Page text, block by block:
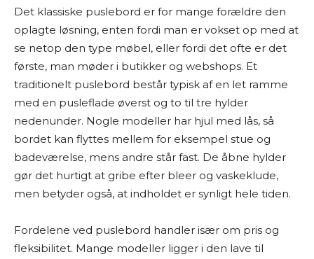
Det klassiske puslebord er for mange forældre den
oplagte løsning, enten fordi man er vokset op med at
se netop den type møbel, eller fordi det ofte er det
første, man møder i butikker og webshops. Et
traditionelt puslebord består typisk af en let ramme
med en pusleflade øverst og to til tre hylder
nedenunder. Nogle modeller har hjul med lås, så
bordet kan flyttes mellem for eksempel stue og
badeværelse, mens andre står fast. De åbne hylder
gør det hurtigt at gribe efter bleer og vaskeklude,
men betyder også, at indholdet er synligt hele tiden.
Fordelene ved puslebord handler især om pris og
fleksibilitet. Mange modeller ligger i den lave til